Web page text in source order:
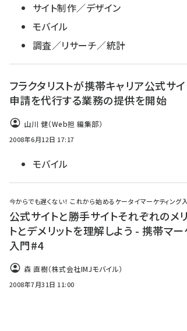
サイト制作／デザイン
モバイル
調査／リサーチ／統計
フラクタリストが携帯キャリア公式サイ
申請を代行する業務の提供を開始
山川 健（Web担 編集部）
2008年6月12日 17:17
モバイル
今からでも遅くない！ これから始めるケータイマーケティング
公式サイトと勝手サイトそれぞれのメ
トとデメリットを理解しよう - 携帯マー
入門#4
森 直樹（株式会社IMJモバイル）
2008年7月31日 11:00